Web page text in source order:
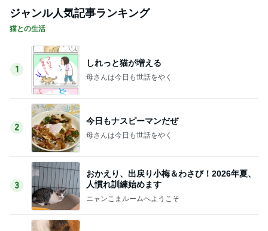
ジャンル人気記事ランキング
猫との生活
1
しれっと猫が増える
母さんは今日も世話をやく
2
今日もナスピーマンだぜ
母さんは今日も世話をやく
3
おかえり、出戻り小梅＆わさび！2026年夏、
人慣れ訓練始めます
ニャンこまルームへようこそ